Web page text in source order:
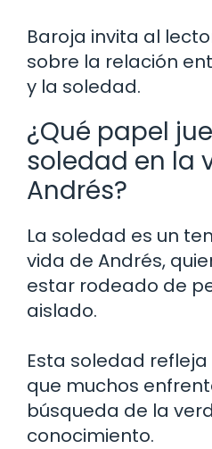
Baroja invita al
sobre la relación
y la soledad.
¿Qué papel
soledad en la
Andrés?
La soledad es un
vida de Andrés,
estar rodeado de
aislado.
Esta soledad
que muchos
búsqueda de la
conocimiento.